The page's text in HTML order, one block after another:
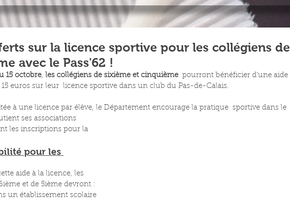
sur la licence sportive pour les collégiens de
avec le Pass'62 !
15 octobre, les collégiens de sixième et cinquième
  pourront bénéficier d'une aide
euros sur leur  licence sportive dans un club du Pas-de-Calais.
à une licence par élève, le Département encourage la pratique  sportive dans le
ses associations
les inscriptions pour la
pour les
aide à la licence, les
et de 5ième devront :
un établissement scolaire